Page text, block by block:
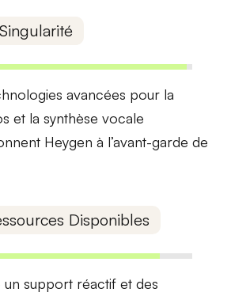
avancées pour la
et lasynthèse vocale
Heygen à l’avant-garde de
Disponibles
unsupport réactif et des